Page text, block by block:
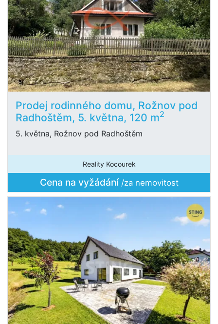
Prodej rodinného domu, Rožnov pod
Radhoštěm, 5. května, 120 m2
5. května, Rožnov pod Radhoštěm
Reality Kocourek
Cena na vyžádání /za nemovitost